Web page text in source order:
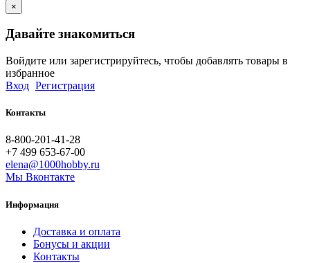
×
Давайте знакомиться
Войдите или зарегистрируйтесь, чтобы добавлять товары в
избранное
Вход Регистрация
Контакты
8-800-201-41-28
+7 499 653-67-00
elena@1000hobby.ru
Мы Вконтакте
Информация
Доставка и оплата
Бонусы и акции
Контакты